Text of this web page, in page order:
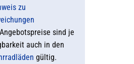
zu
sind je
auch in den
gültig.